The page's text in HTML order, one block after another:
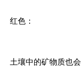
红色：
土壤中的矿物质也